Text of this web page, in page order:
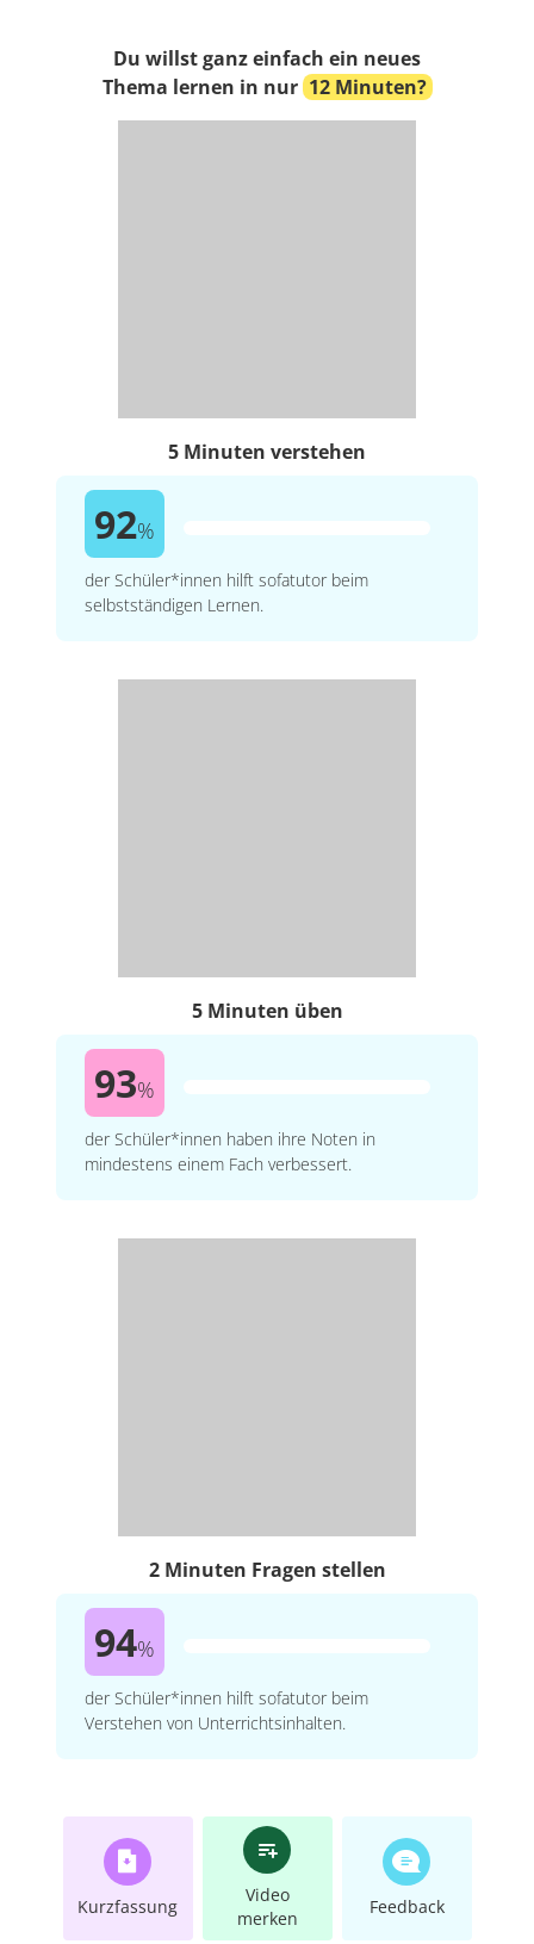
Du willst ganz einfach ein neues
Thema lernen in nur 12 Minuten?
5 Minuten verstehen
92%
der Schüler*innen hilft sofatutor beim
selbstständigen Lernen.
5 Minuten üben
93%
der Schüler*innen haben ihre Noten in
mindestens einem Fach verbessert.
2 Minuten Fragen stellen
94%
der Schüler*innen hilft sofatutor beim
Verstehen von Unterrichtsinhalten.
Kurzfassung
Video
merken
Feedback